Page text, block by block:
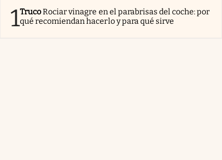
1TrucoRociar vinagre en el parabrisas del coche: por
qué recomiendan hacerlo y para qué sirve